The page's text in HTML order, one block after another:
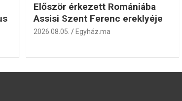
Először érkezett Romániába
Assisi Szent Ferenc ereklyéje
2026.08.05. Egyház.ma